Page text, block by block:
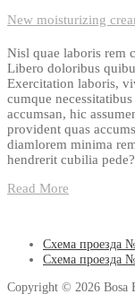
New moisturizing
Nisl quae laboris rem
Libero doloribus
Exercitation laboris,
cumque
accumsan, hic
provident quas
diamlorem minima
hendrerit cubilia pede?
Read More
Схема проезда
Схема проезда
Copyright © 2026 Bosa